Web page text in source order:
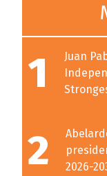
1
Juan
2
2026-